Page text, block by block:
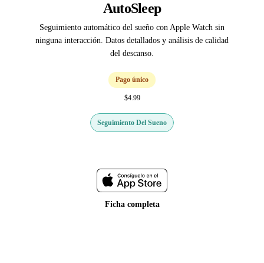
AutoSleep
Seguimiento automático del sueño con Apple Watch sin
ninguna interacción. Datos detallados y análisis de calidad
del descanso.
Pago único
$4.99
Seguimiento Del Sueno
Ficha completa